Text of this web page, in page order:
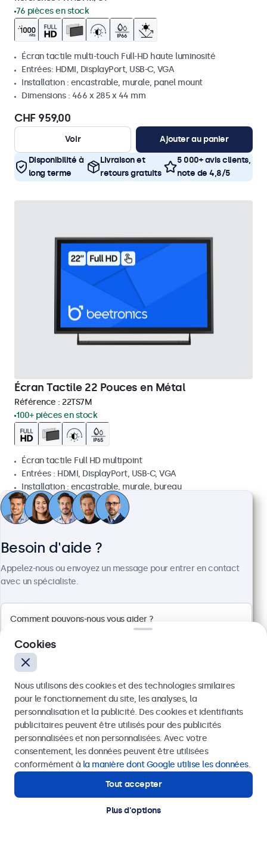
76 pièces en stock
Écran tactile multi-touch Full-HD haute luminosité
Entrées: HDMI, DisplayPort, USB-C, VGA
Installation : encastrable, murale, panel mount
Dimensions : 466 x 285 x 44 mm
CHF 959,00
Voir Ajouter au panier
Disponibilité à
long terme
Livraison et
retours gratuits
5 000+ avis clients,
note de 4,8/5
Écran Tactile 22 Pouces en Métal
Référence : 22TS7M
100+ pièces en stock
Écran tactile Full HD multipoint
Entrées : HDMI, DisplayPort, USB-C, VGA
Installation : encastrable, murale, bureau
Dimensions : 522 x 317 x 45 mm
CHF 699,00
Voir
Écran Tactile 22 Pouces en Métal (Haute
Luminosité)
Référence :
Besoin d'aide ?
Appelez-nous ou envoyez un message pour entrer en contact
avec un spécialiste.
Envoyer
Ou appelez-nous au+41 43 50 80 772
Contactez nos spécialistes.
Cookies
Nous utilisons des cookies et des technologies similaires
pour le fonctionnement du site, les analyses, la
personnalisation et la publicité. Des cookies et identifiants
publicitaires peuvent être utilisés pour des publicités
personnalisées et non personnalisées. Avec votre
consentement, les données peuvent être utilisées
conformément à la manière dont Google utilise les données.
Tout accepter
Plus d'options